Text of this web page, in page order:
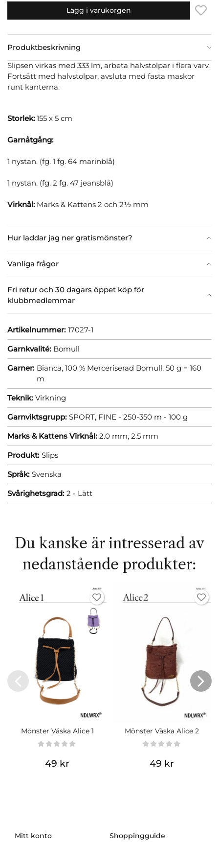
Lägg i varukorgen
Produktbeskrivning
Hur laddar jag ner gratismönster?
Vanliga frågor
Fri retur och 30 dagars öppet köp för
klubbmedlemmar
Slipsen virkas med 333 lm, arbeta halvstolpar i flera varv.
Fortsätt med halvstolpar, avsluta med fasta maskor
runt kanterna.
Storlek:155 x 5 cm
Garnåtgång:
1 nystan. (fg. 1 fg. 64 marinblå)
1 nystan. (fg. 2 fg. 47 jeansblå)
Virknål:Marks & Kattens 2 och 2½ mm
Artikelnummer: 17027-1
Garnkvalité: Bomull
Garner: Bianca, 100 % Merceriserad Bomull, 50 g = 160
m
Teknik: Virkning
Garnviktsgrupp: SPORT, FINE - 250-350 m - 100 g
Marks & Kattens Virknål: 2.0 mm, 2.5 mm
Produkt: Slips
Språk: Svenska
Svårighetsgrad: 2 - Lätt
Du kanske är intresserad av
nedanstående produkter:
Mönster Väska Alice 1
49 kr
Mönster Väska Alice 2
49 kr
Mitt konto Shoppingguide